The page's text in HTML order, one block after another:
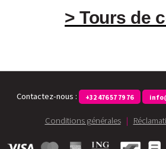
> Tours de
Contactez-nous : +32 476 57 79 76
Conditions générales |